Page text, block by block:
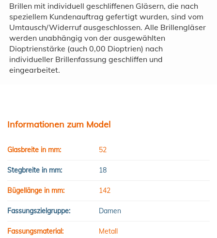
Brillen mit individuell geschliffenen Gläsern, die nach
speziellem Kundenauftrag gefertigt wurden, sind vom
Umtausch/Widerruf ausgeschlossen. Alle Brillengläser
werden unabhängig von der ausgewählten
Dioptrienstärke (auch 0,00 Dioptrien) nach
individueller Brillenfassung geschliffen und
eingearbeitet.
Informationen zum Model
Glasbreite in mm: 52
Stegbreite in mm: 18
Bügellänge in mm: 142
Fassungszielgruppe: Damen
Fassungsmaterial: Metall